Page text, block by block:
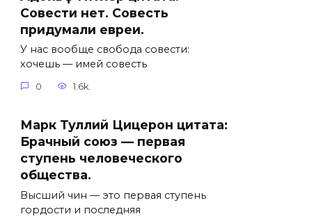
Совести нет. Совесть
придумали евреи.
У нас вообще свобода совести:
хочешь — имей совесть
0 1.6k.
Марк Туллий Цицерон цитата:
Брачный союз — первая
ступень человеческого
общества.
Высший чин — это первая ступень
гордости и последняя